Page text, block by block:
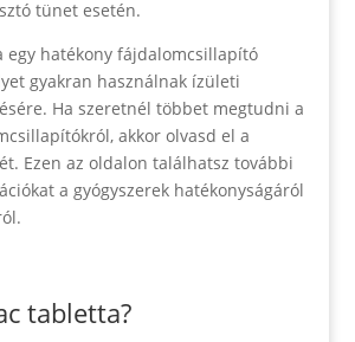
tünet esetén.
egy hatékony fájdalomcsillapító
gyakran használnak ízületi
Ha szeretnél többet megtudni a
akkor olvasd el a
Ezen az oldalon találhatsz további
a gyógyszerek hatékonyságáról
tabletta?